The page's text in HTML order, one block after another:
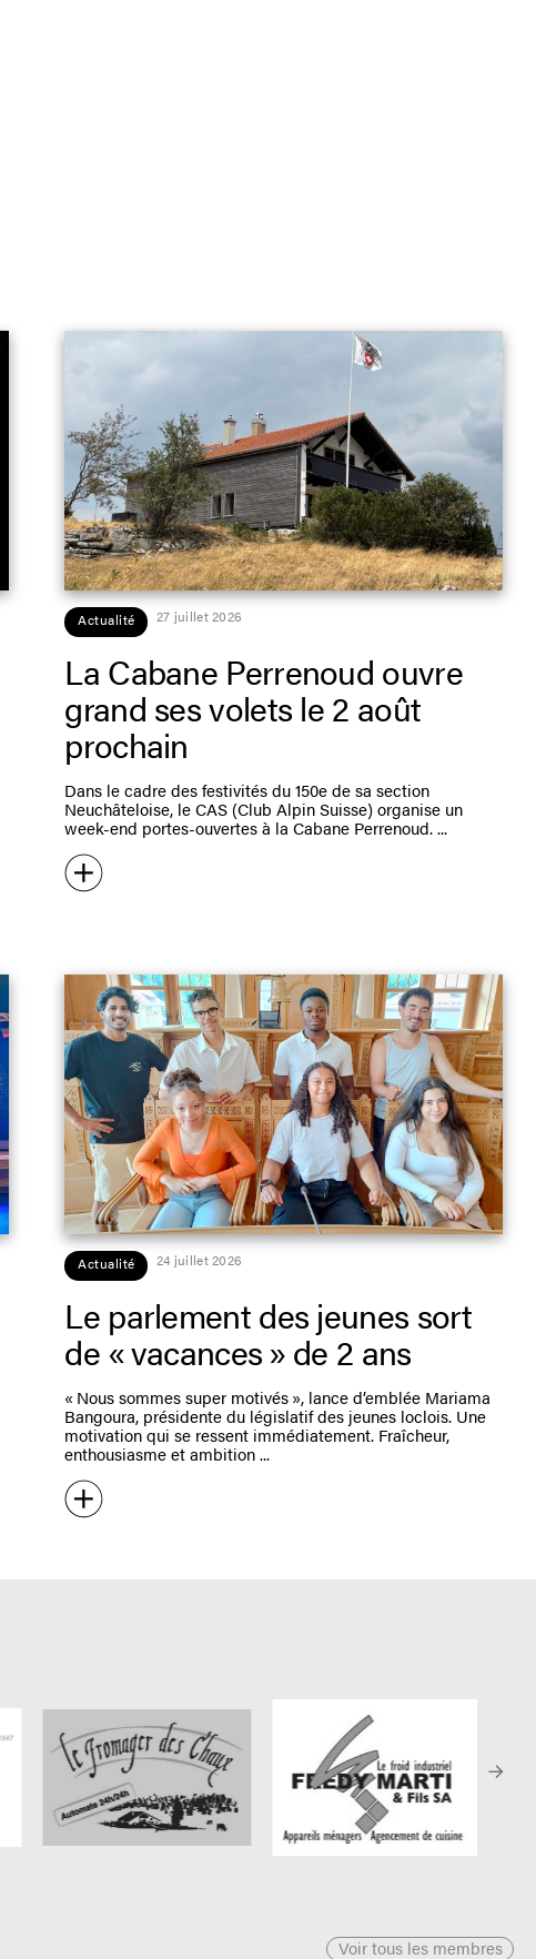
Actualité 27 juillet 2026
La Cabane Perrenoud ouvre
grand ses volets le 2 août
prochain
Dans le cadre des festivités du 150e de sa section
Neuchâteloise, le CAS (Club Alpin Suisse) organise un
week-end portes-ouvertes à la Cabane Perrenoud.
Actualité 24 juillet 2026
Le parlement des jeunes sort
de « vacances » de 2 ans
« Nous sommes super motivés », lance d’emblée Mariama
Bangoura, présidente du législatif des jeunes loclois. Une
motivation qui se ressent immédiatement. Fraîcheur,
enthousiasme et ambition
Voir tous les membres